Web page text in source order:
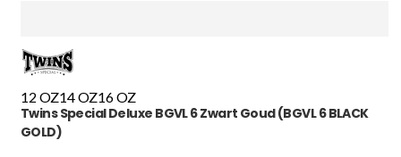
12 OZ14 OZ16 OZ
Twins Special Deluxe BGVL 6 Zwart Goud (BGVL 6 BLACK
GOLD)